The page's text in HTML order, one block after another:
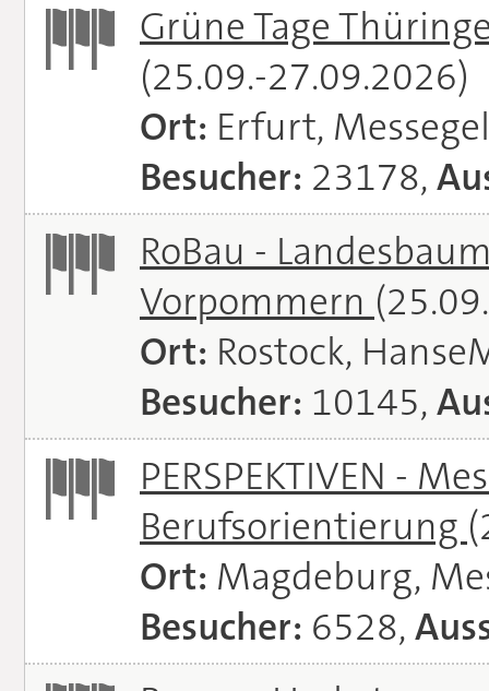
Grüne Tage
(25.09.-27.09.2026)
Ort: Erfurt,
Besucher: 23178,
RoBau -
Vorpommern
Ort: Rostock,
Besucher: 10145,
PERSPEKTIVEN -
Berufsorientierung
Ort: Magdeburg,
Besucher: 6528,